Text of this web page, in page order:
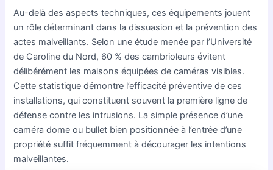
Au-delà des aspects techniques, ces équipements jouent
un rôle déterminant dans la dissuasion et la prévention des
actes malveillants. Selon une étude menée par l’Université
de Caroline du Nord, 60 % des cambrioleurs évitent
délibérément les maisons équipées de caméras visibles.
Cette statistique démontre l’efficacité préventive de ces
installations, qui constituent souvent la première ligne de
défense contre les intrusions. La simple présence d’une
caméra dome ou bullet bien positionnée à l’entrée d’une
propriété suffit fréquemment à décourager les intentions
malveillantes.